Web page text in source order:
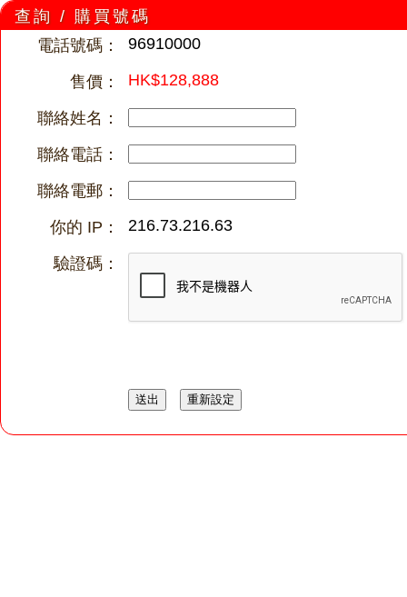
查詢 / 購買號碼
電話號碼：
96910000
售價： HK$128,888
聯絡姓名：
聯絡電話：
聯絡電郵：
你的 IP：
216.73.216.63
驗證碼：